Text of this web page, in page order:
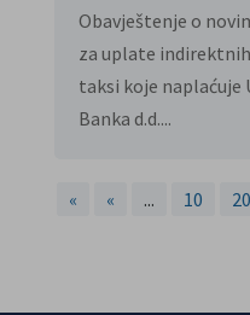
Obavještenje o
za uplate
taksi koje naplaćuje
Banka d.d....
« « ... 10 20